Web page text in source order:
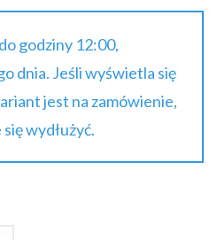
godziny 12:00,
dnia. Jeśli wyświetla się
jest na zamówienie,
wydłużyć.